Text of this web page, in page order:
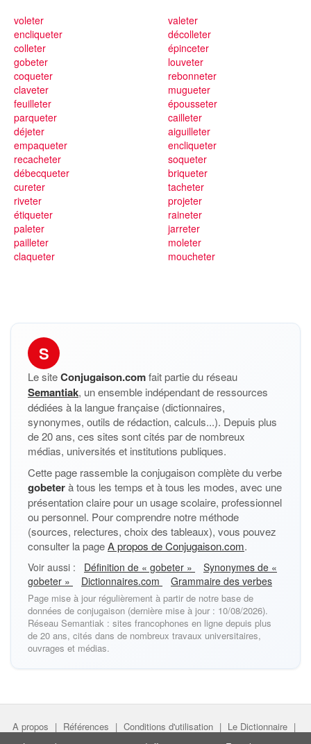
voleter
encliqueter
colleter
gobeter
coqueter
claveter
feuilleter
parqueter
déjeter
valeter
décolleter
épinceter
louveter
rebonneter
mugueter
épousseter
cailleter
aiguilleter
empaqueter
recacheter
débecqueter
cureter
riveter
étiqueter
paleter
pailleter
claqueter
encliqueter
soqueter
briqueter
tacheter
projeter
raineter
jarreter
moleter
moucheter
S
Le siteConjugaison.comfait partie du réseau
Semantiak, un ensemble indépendant de ressources
dédiées à la langue française (dictionnaires,
synonymes, outils de rédaction, calculs...). Depuis plus
de 20 ans, ces sites sont cités par de nombreux
médias, universités et institutions publiques.
Cette page rassemble la conjugaison complète du verbe
gobeterà tous les temps et à tous les modes, avec une
présentation claire pour un usage scolaire, professionnel
ou personnel. Pour comprendre notre méthode
(sources, relectures, choix des tableaux), vous pouvez
consulter la pageA propos de Conjugaison.com.
Voir aussi : Définition de « gobeter »
Synonymes de «
gobeter »
Dictionnaires.com Grammaire des verbes
Page mise à jour régulièrement à partir de notre base de
données de conjugaison (dernière mise à jour : 10/08/2026).
Réseau Semantiak : sites francophones en ligne depuis plus
de 20 ans, cités dans de nombreux travaux universitaires,
ouvrages et médias.
A propos | Références | Conditions d'utilisation | Le Dictionnaire |